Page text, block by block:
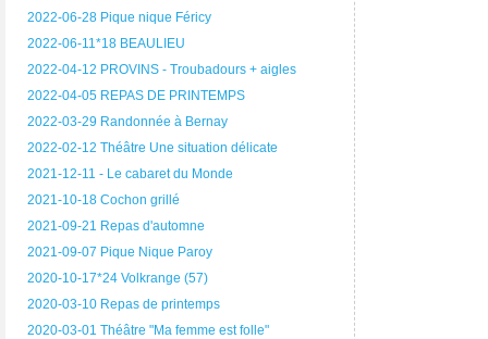
2022-06-28 Pique nique Féricy
2022-06-11*18 BEAULIEU
2022-04-12 PROVINS - Troubadours + aigles
2022-04-05 REPAS DE PRINTEMPS
2022-03-29 Randonnée à Bernay
2022-02-12 Théâtre Une situation délicate
2021-12-11 - Le cabaret du Monde
2021-10-18 Cochon grillé
2021-09-21 Repas d'automne
2021-09-07 Pique Nique Paroy
2020-10-17*24 Volkrange (57)
2020-03-10 Repas de printemps
2020-03-01 Théâtre "Ma femme est folle"